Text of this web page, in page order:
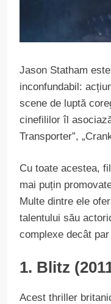
Jason Statham
inconfundabil:
scene de luptă
cinefililor îl
Transporter”,
Cu toate acestea,
mai puțin
Multe dintre ele
talentului său
complexe decât
1. Blitz
Acest thriller